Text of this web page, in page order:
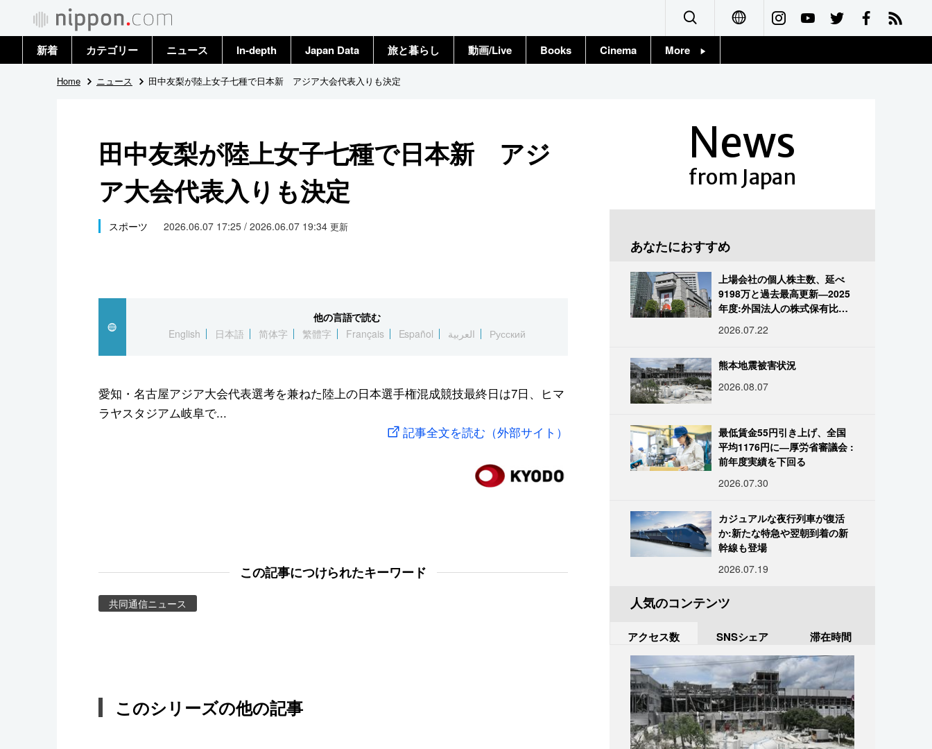
Français
新着 カテゴリー
政治・外交
国際
社会
文化
スポーツ・東京2020
ニュース
トップ
In-depth Japan Data 旅と暮らし 動画/Live Books Cinema More
Home ニュース 田中友梨が陸上女子七種で日本新 アジア大会代表入りも決定
田中友梨が陸上女子七種で日本新 アジ
ア大会代表入りも決定
スポーツ 2026.06.07 17:25 / 2026.06.07 19:34 更新
他の言語で読む
English
日本語 简体字 繁體字 Français Español العربية Русский
愛知・名古屋アジア大会代表選考を兼ねた陸上の日本選手権混成競技最終日は7日、ヒマ
ラヤスタジアム岐阜で...
記事全文を読む（外部サイト）
この記事につけられたキーワード
共同通信ニュース
このシリーズの他の記事
News
from Japan
あなたにおすすめ
上場会社の個人株主数、延べ
9198万と過去最高更新―2025
年度:外国法人の株式保有比率
2026.07.22
熊本地震被害状況
2026.08.07
最低賃金55円引き上げ、全国
平均1176円に―厚労省審議会 :
前年度実績を下回る
2026.07.30
カジュアルな夜行列車が復活
か:新たな特急や翌朝到着の新
幹線も登場
2026.07.19
人気のコンテンツ
アクセス数 SNSシェア 滞在時間